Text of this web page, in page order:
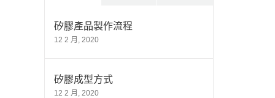
矽膠產品製作流程
12 2 月, 2020
矽膠成型方式
12 2 月, 2020